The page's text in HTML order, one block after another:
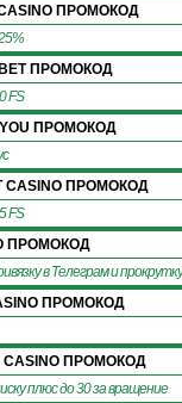
ПРОМОКОД
BET ПРОМОКОД
FS
ПРОМОКОД
CASINO ПРОМОКОД
FS
ПРОМОКОД
в Телеграм и
ПРОМОКОД
CASINO ПРОМОКОД
плюс до 30 за вращение